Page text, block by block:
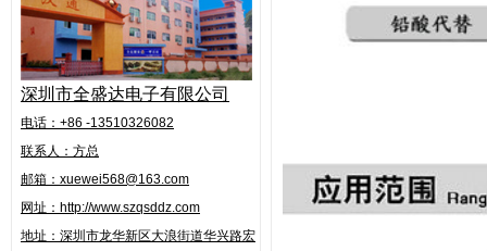
深圳市全盛达电子有限公司
电话：+86 -13510326082
联系人：方总
邮箱：xuewei568@163.com
网址：http://www.szqsddz.com
地址： 深圳市龙华新区大浪街道华兴路宏